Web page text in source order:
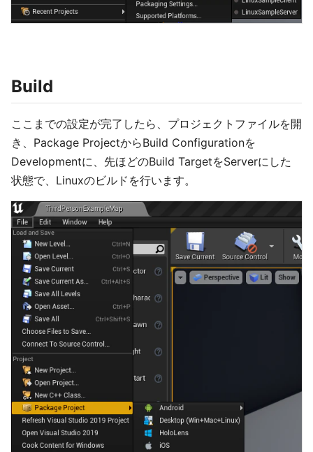
Build
ここまでの設定が完了したら、プロジェクトファイルを開
き、Package ProjectからBuild Configurationを
Developmentに、先ほどのBuild TargetをServerにした
状態で、Linuxのビルドを行います。